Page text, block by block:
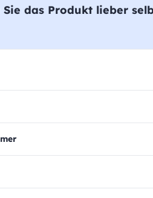
Sie das Produkt lieber